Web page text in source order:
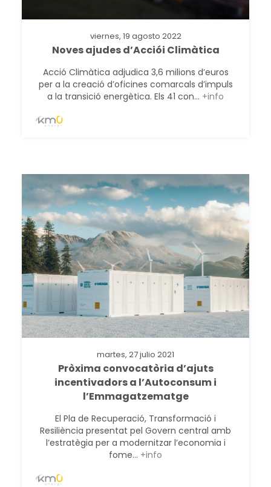
viernes, 19 agosto 2022
Noves ajudes d’Acciói Climàtica
Acció Climàtica adjudica 3,6 milions d’euros
per a la creació d’oficines comarcals d’impuls
a la transició energètica. Els 41 con... +info
martes, 27 julio 2021
Pròxima convocatòria d’ajuts
incentivadors a l’Autoconsum i
l’Emmagatzematge
El Pla de Recuperació, Transformació i
Resiliència presentat pel Govern central amb
l’estratègia per a modernitzar l’economia i
fome... +info